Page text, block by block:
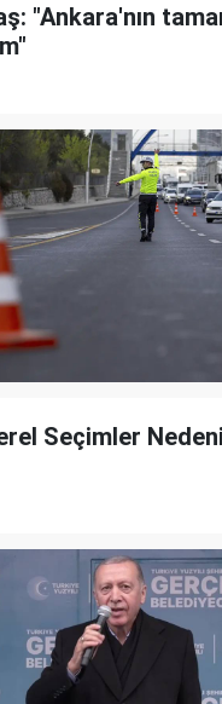
"Ankara'nın
Seçimler